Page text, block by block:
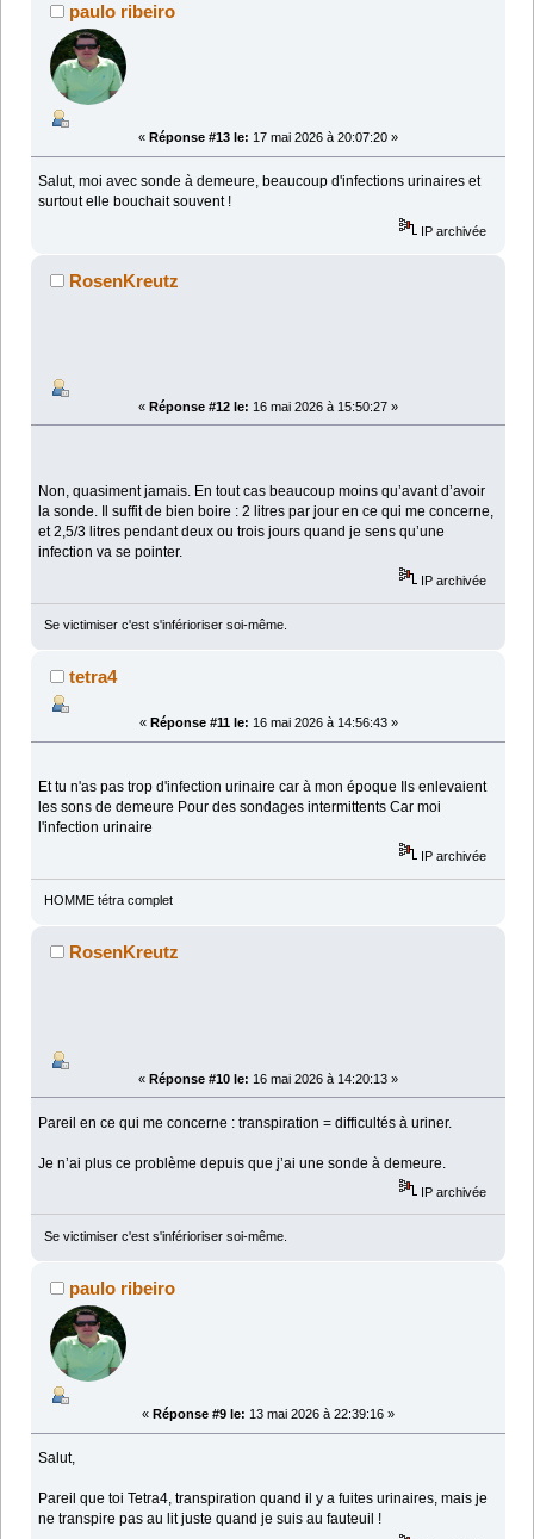
paulo ribeiro
« Réponse #13 le: 17 mai 2026 à 20:07:20 »
Salut, moi avec sonde à demeure, beaucoup d'infections urinaires et
surtout elle bouchait souvent !
IP archivée
RosenKreutz
« Réponse #12 le: 16 mai 2026 à 15:50:27 »
Non, quasiment jamais. En tout cas beaucoup moins qu’avant d’avoir
la sonde. Il suffit de bien boire : 2 litres par jour en ce qui me concerne,
et 2,5/3 litres pendant deux ou trois jours quand je sens qu’une
infection va se pointer.
IP archivée
Se victimiser c'est s'inférioriser soi-même.
tetra4
« Réponse #11 le: 16 mai 2026 à 14:56:43 »
Et tu n'as pas trop d'infection urinaire car à mon époque Ils enlevaient
les sons de demeure Pour des sondages intermittents Car moi
l'infection urinaire
IP archivée
HOMME tétra complet
RosenKreutz
« Réponse #10 le: 16 mai 2026 à 14:20:13 »
Pareil en ce qui me concerne : transpiration = difficultés à uriner.
Je n’ai plus ce problème depuis que j’ai une sonde à demeure.
IP archivée
Se victimiser c'est s'inférioriser soi-même.
paulo ribeiro
« Réponse #9 le: 13 mai 2026 à 22:39:16 »
Salut,
Pareil que toi Tetra4, transpiration quand il y a fuites urinaires, mais je
ne transpire pas au lit juste quand je suis au fauteuil !